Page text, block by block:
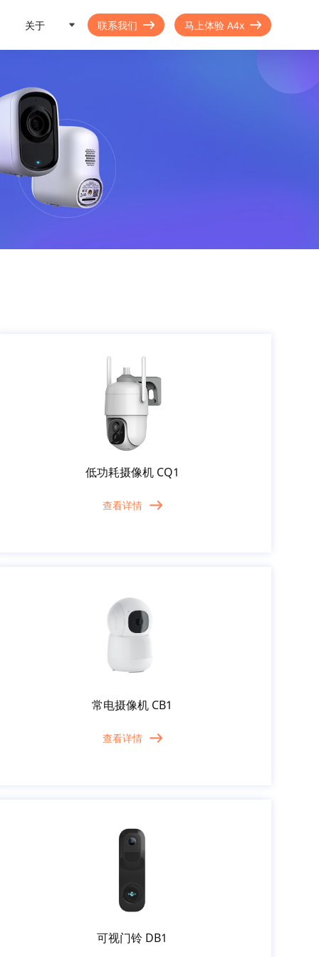
关于 联系我们 马上体验 A4x
低功耗摄像机 CQ1
查看详情
常电摄像机 CB1
查看详情
可视门铃 DB1